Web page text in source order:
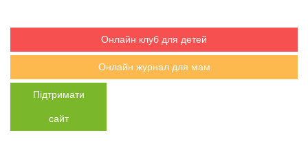
Онлайн клуб для детей
Онлайн журнал для мам
Підтримати
сайт